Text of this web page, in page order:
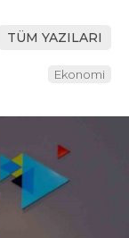
TÜM YAZILARI
Ekonomi